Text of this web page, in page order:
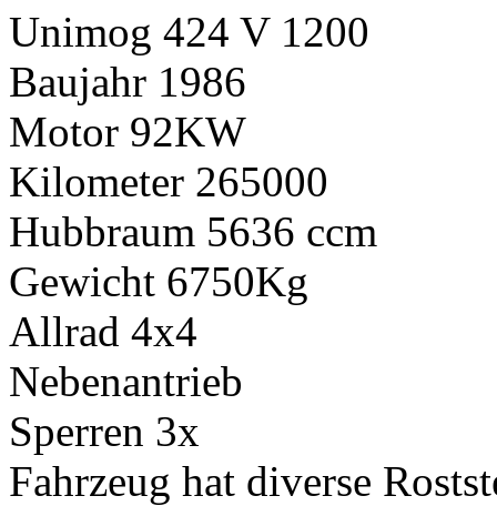
Unimog 424 V 1200
Baujahr 1986
Motor 92KW
Kilometer 265000
Hubbraum 5636 ccm
Gewicht 6750Kg
Allrad 4x4
Nebenantrieb
Sperren 3x
Fahrzeug hat diverse